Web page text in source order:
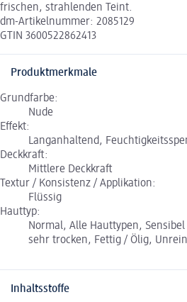
frischen, strahlenden Teint.
dm-Artikelnummer: 2085129
GTIN 3600522862413
Produktmerkmale
Grundfarbe:
Nude
Effekt:
Langanhaltend,
Deckkraft:
Mittlere Deckkraft
Textur / Konsistenz / Applikation:
Flüssig
Hauttyp:
Normal, Alle Hauttypen,
sehr trocken, Fettig / Ölig,
Inhaltsstoffe